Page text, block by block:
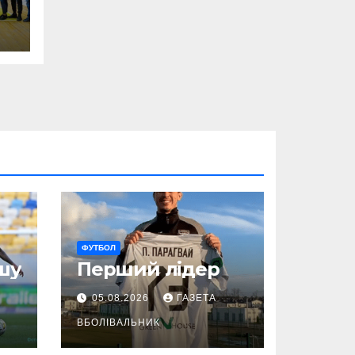
ФУТБОЛ
Перший лідер
05.08.2026 ГАЗЕТА
ВБОЛІВАЛЬНИК